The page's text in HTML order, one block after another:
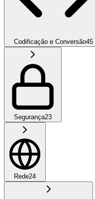
Codificação e Conversão45
Segurança23
Rede24